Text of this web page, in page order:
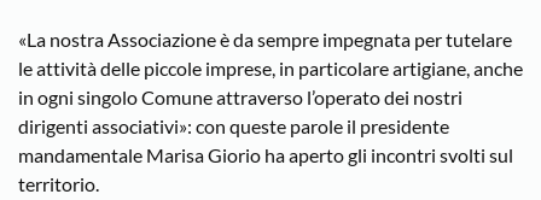
«La nostra Associazione è da sempre impegnata per tutelare
le attività delle piccole imprese, in particolare artigiane, anche
in ogni singolo Comune attraverso l’operato dei nostri
dirigenti associativi»: con queste parole il presidente
mandamentale Marisa Giorio ha aperto gli incontri svolti sul
territorio.